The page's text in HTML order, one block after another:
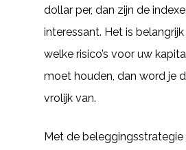
dollar per, dan zijn de
interessant. Het is
welke risico’s voor uw
moet houden, dan word je
vrolijk van.
Met de beleggingsstrategie